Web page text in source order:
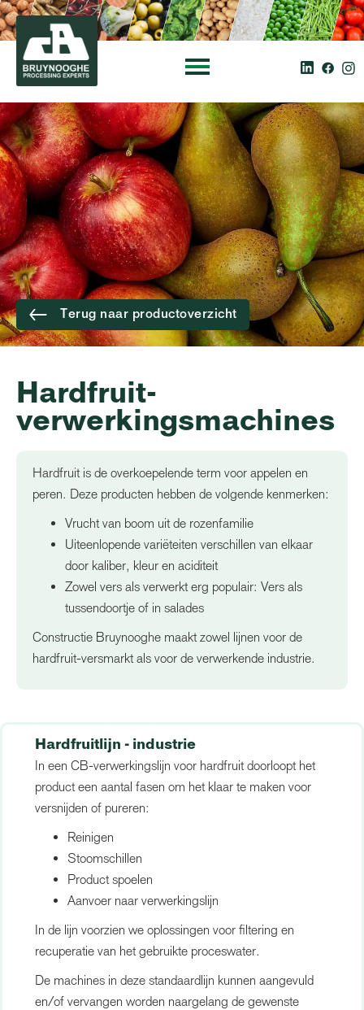
Terug naar productoverzicht
Hardfruit-
verwerkingsmachines
Hardfruit is de overkoepelende term voor appelen en
peren. Deze producten hebben de volgende kenmerken:
Vrucht van boom uit de rozenfamilie
Uiteenlopende variëteiten verschillen van elkaar
door kaliber, kleur en aciditeit
Zowel vers als verwerkt erg populair: Vers als
tussendoortje of in salades
Constructie Bruynooghe maakt zowel lijnen voor de
hardfruit-versmarkt als voor de verwerkende industrie.
Hardfruitlijn - industrie
In een CB-verwerkingslijn voor hardfruit doorloopt het
product een aantal fasen om het klaar te maken voor
versnijden of pureren:
Reinigen
Stoomschillen
Product spoelen
Aanvoer naar verwerkingslijn
In de lijn voorzien we oplossingen voor filtering en
recuperatie van het gebruikte proceswater.
De machines in deze standaardlijn kunnen aangevuld
en/of vervangen worden naargelang de gewenste